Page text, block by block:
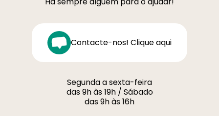
Contacte-nos! Clique aqui
Segunda a sexta-feira
das 9h às 19h / Sábado
das 9h às 16h